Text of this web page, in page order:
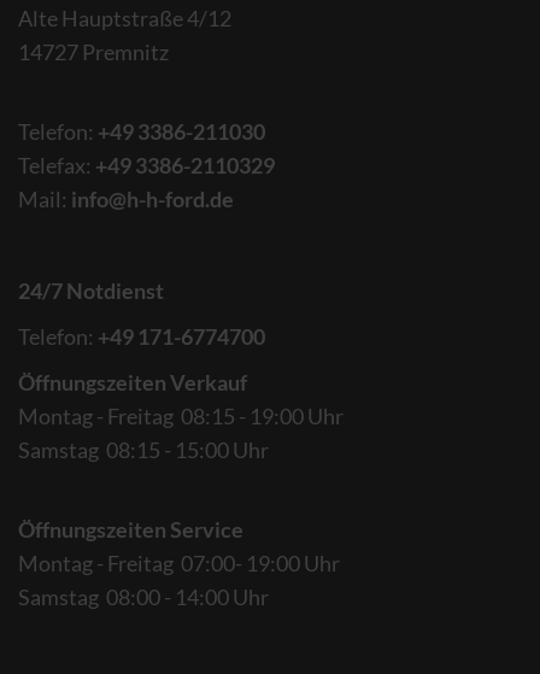
Alte Hauptstraße 4/12
14727 Premnitz
Telefon: +49 3386-211030
Telefax: +49 3386-2110329
Mail: info@h-h-ford.de
24/7 Notdienst
Telefon: +49 171-6774700
Öffnungszeiten Verkauf
Montag - Freitag 08:15 - 19:00 Uhr
Samstag 08:15 - 15:00 Uhr
Öffnungszeiten Service
Montag - Freitag 07:00- 19:00 Uhr
Samstag 08:00 - 14:00 Uhr